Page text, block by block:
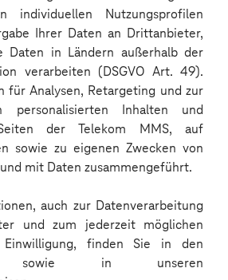
individuellen Nutzungsprofilen
Ihrer Daten an Drittanbieter,
Daten in Ländern außerhalb der
verarbeiten (DSGVO Art. 49).
für Analysen, Retargeting und zur
personalisierten Inhalten und
der Telekom MMS, auf
sowie zu eigenen Zwecken von
mit Daten zusammengeführt.
auch zur Datenverarbeitung
und zum jederzeit möglichen
finden Sie in den
sowie in unseren
eine Auswahl: